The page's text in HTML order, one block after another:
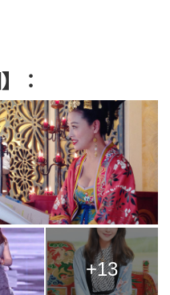
】：
+13